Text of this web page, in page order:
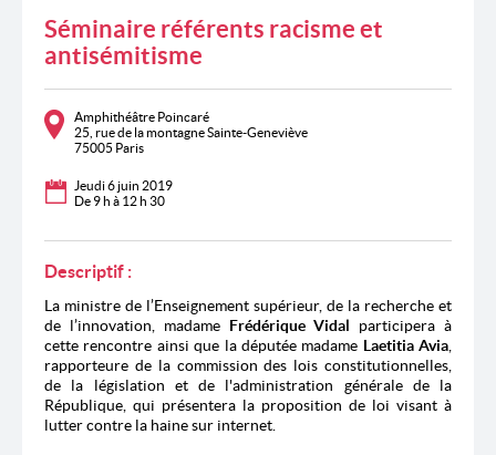
Séminaire référents racisme et
antisémitisme
Amphithéâtre Poincaré
25, rue de la montagne Sainte-Geneviève
75005 Paris
Jeudi 6 juin 2019
De 9 h à 12 h 30
Descriptif :
La ministre de l’Enseignement supérieur, de la recherche et
de l’innovation, madame Frédérique Vidal participera à
cette rencontre ainsi que la députée madame Laetitia Avia
rapporteure de la commission des lois constitutionnelles,
de la législation et de l'administration générale de la
République, qui présentera la proposition de loi visant à
lutter contre la haine sur internet.